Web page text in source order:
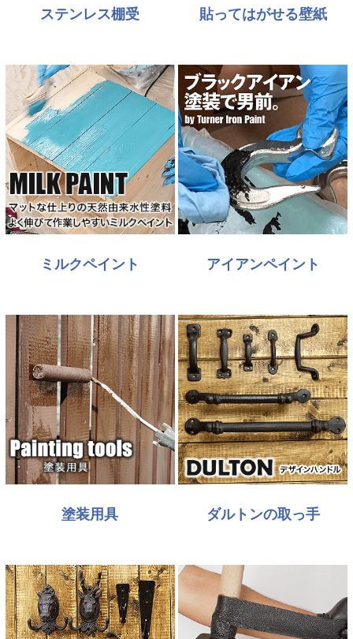
ステンレス棚受 貼ってはがせる壁紙
ミルクペイント アイアンペイント
塗装用具 ダルトンの取っ手